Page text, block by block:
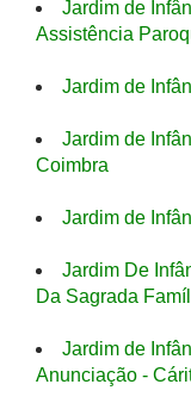
Jardim de
Assistência
Jardim de
Jardim de
Coimbra
Jardim de
Jardim De
Da Sagrada
Jardim de
Anunciação -